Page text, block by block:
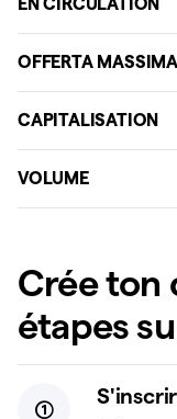
EN CIRCULATION
OFFERTA MASSIMA
CAPITALISATION
VOLUME
Crée ton
étapes